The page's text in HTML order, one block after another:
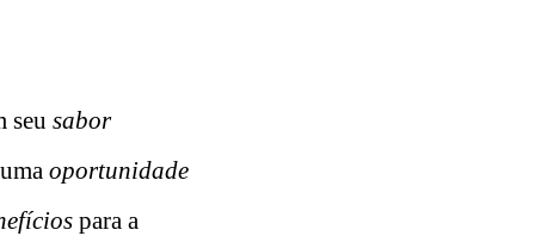
seu sabor
oportunidade
para a